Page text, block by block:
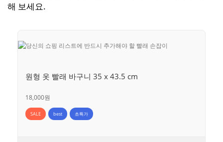
해 보세요.
원형 옷 빨래 바구니 35 x 43.5 cm
18,000원
SALE best 초특가